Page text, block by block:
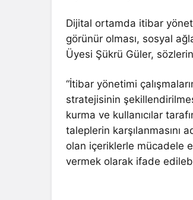
Dijital ortamda itibar
görünür olması, sosyal
Üyesi Şükrü Güler,
“İtibar yönetimi
stratejisinin
kurma ve kullanıcılar
taleplerin karşılanmasını
olan içeriklerle mücadele
vermek olarak ifade